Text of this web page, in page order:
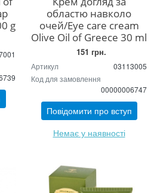
g
областю навколо
очей/Eye care cream
Olive Oil of Greece 30 ml
151 грн.
Артикул
03113005
Код для замовлення
00000006747
Повідомити про вступ
Немає у наявності